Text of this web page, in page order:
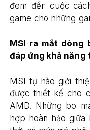
đem đến cuộc
game cho những
MSI ra mắt dòng
đáp ứng khả năng
MSI tự hào giới
được thiết kế cho
AMD. Những bo
hợp hoàn hảo giữa